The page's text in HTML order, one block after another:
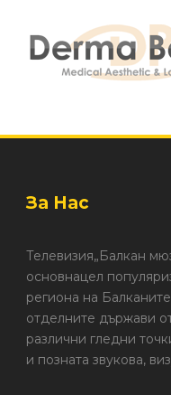
За Нас
Телевизия„Балкан
основнацел
региона на
отделните държави
различни гледни
и позната звукова,